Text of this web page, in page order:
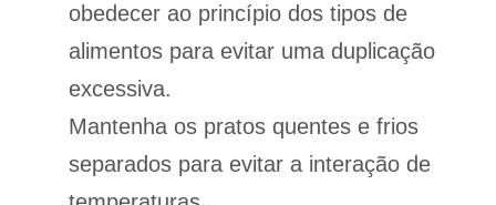
obedecer ao princípio dos tipos de
alimentos para evitar uma duplicação
excessiva.
Mantenha os pratos quentes e frios
separados para evitar a interação de